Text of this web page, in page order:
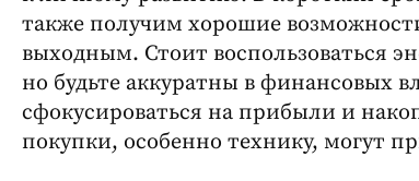
также получим хорошие
выходным. Стоит воспользоваться
но будьте аккуратны в финансовых
сфокусироваться на прибыли и
покупки, особенно технику, могут